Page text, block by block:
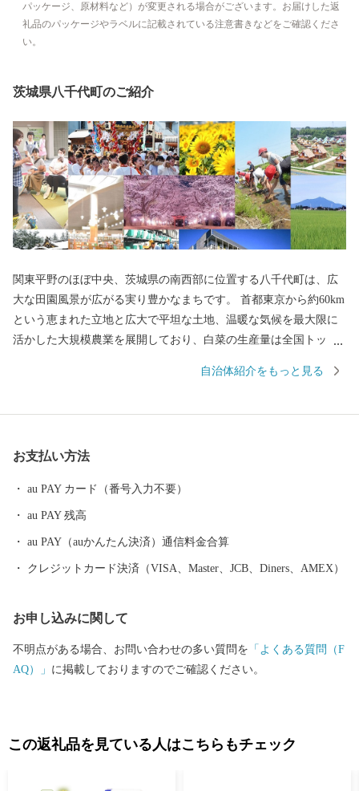
パッケージ、原材料など）が変更される場合がございます。お届けした返
礼品のパッケージやラベルに記載されている注意書きなどをご確認くださ
い。
茨城県八千代町のご紹介
関東平野のほぼ中央、茨城県の南西部に位置する八千代町は、広
大な田園風景が広がる実り豊かなまちです。 首都東京から約60km
という恵まれた立地と広大で平坦な土地、温暖な気候を最大限に
活かした大規模農業を展開しており、白菜の生産量は全国トッ
と、筑波山の麓まで続くかのように青々と広がる白菜畑は、まさ
では、白菜をたっぷり使用することで、さっぱりとしながらも肉
の旨みが存分に感じられる「白菜メンチカツ」を販売するなど、
す。 また、メロンは県内第２位の産地となっており、春には昔懐
かしいプリンスメロンをはじめ、キンショーメロン、ホームラン
メロン、タカミメロンなどが、秋には「１本１果」の栽培方法で
と）梨」と呼ばれ、そのみずみずしさと甘さで、市場からも高い
評価を得ているブランド梨です。７月の幸水から始まり、豊水、
あきづき、かおり、新星、新高など多くの品種が栽培されてお
精込めて育てられた美しいシクラメンなど、数多くの特産品があ
自治体紹介をもっと見る
お支払い方法
au PAY カード（番号入力不要）
au PAY 残高
au PAY（auかんたん決済）通信料金合算
クレジットカード決済（VISA、Master、JCB、Diners、AMEX）
お申し込みに関して
不明点がある場合、お問い合わせの多い質問を 「よくある質問（F
AQ）」 に掲載しておりますのでご確認ください。
この返礼品を見ている人はこちらもチェック